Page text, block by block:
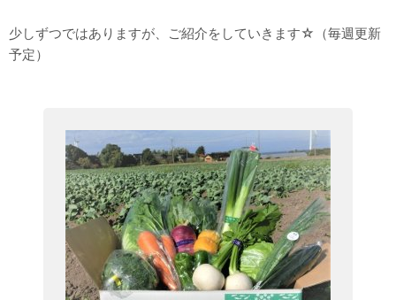
少しずつではありますが、ご紹介をしていきます☆（毎週更新
予定）